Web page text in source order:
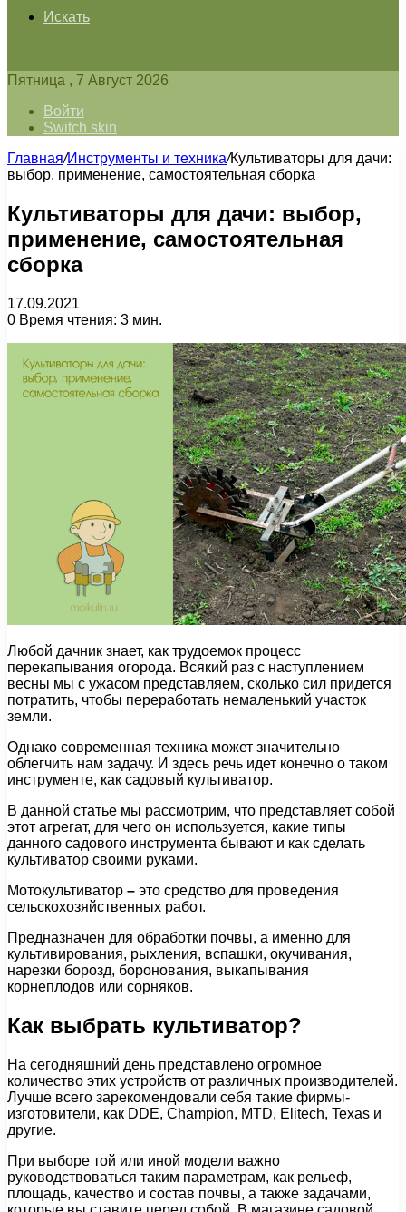
Искать
Пятница , 7 Август 2026
Войти
Switch skin
Главная/Инструменты и техника/Культиваторы для дачи:
выбор, применение, самостоятельная сборка
Культиваторы для дачи: выбор,
применение, самостоятельная
сборка
17.09.2021
0 Время чтения: 3 мин.
Любой дачник знает, как трудоемок процесс
перекапывания огорода. Всякий раз с наступлением
весны мы с ужасом представляем, сколько сил придется
потратить, чтобы переработать немаленький участок
земли.
Однако современная техника может значительно
облегчить нам задачу. И здесь речь идет конечно о таком
инструменте, как садовый культиватор.
В данной статье мы рассмотрим, что представляет собой
этот агрегат, для чего он используется, какие типы
данного садового инструмента бывают и как сделать
культиватор своими руками.
Мотокультиватор – это средство для проведения
сельскохозяйственных работ.
Предназначен для обработки почвы, а именно для
культивирования, рыхления, вспашки, окучивания,
нарезки борозд, боронования, выкапывания
корнеплодов или сорняков.
Как выбрать культиватор?
На сегодняшний день представлено огромное
количество этих устройств от различных производителей.
Лучше всего зарекомендовали себя такие фирмы-
изготовители, как DDE, Champion, MTD, Elitech, Texas и
другие.
При выборе той или иной модели важно
руководствоваться таким параметрам, как рельеф,
площадь, качество и состав почвы, а также задачами,